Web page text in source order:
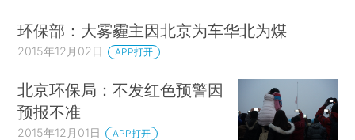
环保部：大雾霾主因北京为车华北为煤
2015年12月02日 APP打开
北京环保局：不发红色预警因
预报不准
2015年12月01日 APP打开